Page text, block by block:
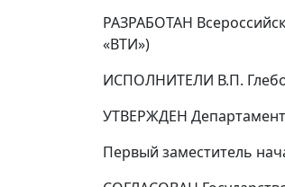
РАЗРАБОТАН
«ВТИ»)
ИСПОЛНИТЕЛИ В.П.
УТВЕРЖДЕН
Первый заместитель